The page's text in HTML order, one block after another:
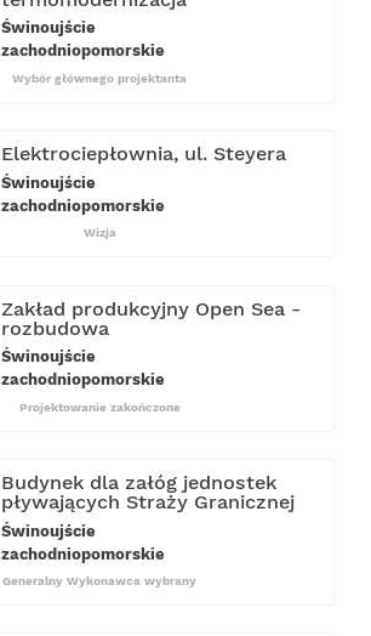
Świnoujście
zachodniopomorskie
Wybór głównego projektanta
Elektrociepłownia, ul. Steyera
Świnoujście
zachodniopomorskie
Wizja
Zakład produkcyjny Open Sea -
rozbudowa
Świnoujście
zachodniopomorskie
Projektowanie zakończone
Budynek dla załóg jednostek
pływających Straży Granicznej
Świnoujście
zachodniopomorskie
Generalny Wykonawca wybrany